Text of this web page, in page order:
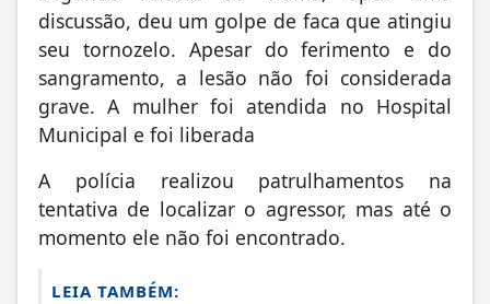
discussão, deu um golpe de faca que atingiu
seu tornozelo. Apesar do ferimento e do
sangramento, a lesão não foi considerada
grave. A mulher foi atendida no Hospital
Municipal e foi liberada
A polícia realizou patrulhamentos na
tentativa de localizar o agressor, mas até o
momento ele não foi encontrado.
LEIA TAMBÉM: